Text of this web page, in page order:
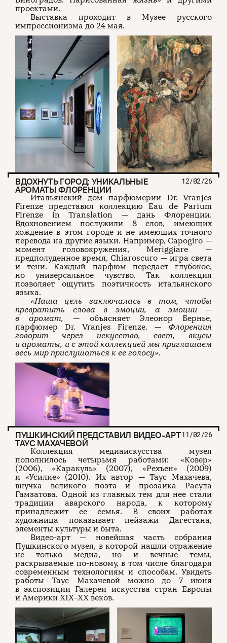
проектами.
Выставка проходит в Музее русского
импрессионизма до 24 мая.
ВДОХНУТЬ ГОРОД: УНИКАЛЬНЫЕ
АРОМАТЫ ФЛОРЕНЦИИ
12/02/26
Итальянский дом парфюмерии Dr. Vranjes
Firenze представил коллекцию Eau de Parfum
Firenze in Translation — дань Флоренции.
Вдохновением послужили 8 слов, имеющих
хождение в этом городе и не имеющих точного
перевода на другие языки. Например, Capogiro —
момент головокружения, Meriggiare —
предполуденное время, Chiaroscuro — игра света
и тени. Каждый парфюм передает глубокое,
но универсальное чувство. Так коллекция
позволяет ощутить поэтичность итальянского
языка.
«Наша цель заключалась в том, чтобы
превратить слова в эмоции, а эмоции —
в аромат, — объясняет Элеонор Бернье,
парфюмер Dr. Vranjes Firenze. — Флоренция
говорит через искусство, свет, вкусы
и ароматы, и с этой коллекцией мы приглашаем
весь мир прислушаться к ее голосу».
ПУШКИНСКИЙ ПРЕДСТАВИЛ ВИДЕО-АРТ
ТАУС МАХАЧЕВОЙ
11/02/26
Коллекция медиаискусства музея
пополнилось четырьмя работами: «Ковер»
(2006), «Каракуль» (2007), «Рехъен» (2009)
и «Усилие» (2010). Их автор — Таус Махачева,
внучка великого поэта и прозаика Расула
Гамзатова. Одной из главных тем для нее стали
традиции аварского народа, к которому
принадлежит ее семья. В своих работах
художница показывает пейзажи Дагестана,
элементы культуры и быта.
Видео-арт — новейшая часть собрания
Пушкинского музея, в которой нашли отражение
не только медиа, но и вечные темы,
раскрываемые по-новому, в том числе благодаря
современным технологиям и способам. Увидеть
работы Таус Махачевой можно до 7 июня
в экспозиции Галереи искусства стран Европы
и Америки XIX–XX веков.